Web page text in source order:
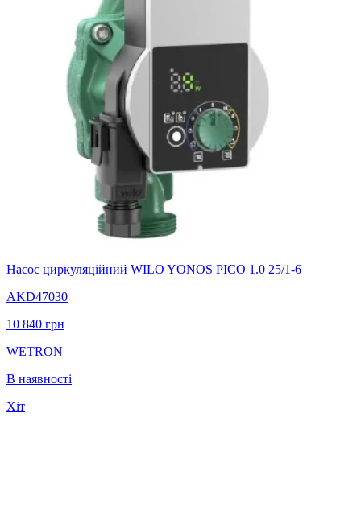
Насос циркуляційний WILO YONOS PICO 1.0 25/1-6
AKD47030
10 840 грн
WETRON
В наявності
Хіт